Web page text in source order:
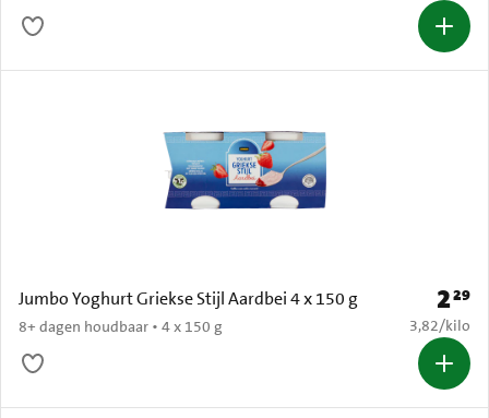
Jumbo Yoghurt Griekse Stijl Aardbei 4 x 150 g
8+ dagen houdbaar • 4 x 150 g
Prijs:
229
€ 3,82 per
3,82/kilo